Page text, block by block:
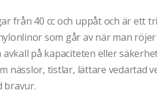
från 40 cc och uppåt och är ett
som går av när man
på kapaciteten eller
nässlor, tistlar, lättare vedartad
bravur.